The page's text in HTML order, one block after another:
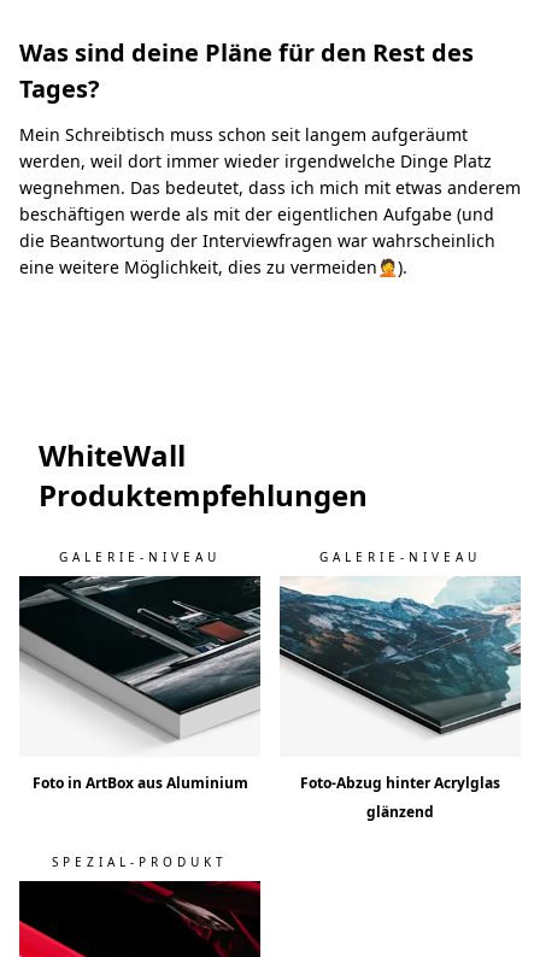
Was sind deine Pläne für den Rest des
Tages?
Mein Schreibtisch muss schon seit langem aufgeräumt
werden, weil dort immer wieder irgendwelche Dinge Platz
wegnehmen. Das bedeutet, dass ich mich mit etwas anderem
beschäftigen werde als mit der eigentlichen Aufgabe (und
die Beantwortung der Interviewfragen war wahrscheinlich
eine weitere Möglichkeit, dies zu vermeiden🤦).
WhiteWall
Produktempfehlungen
GALERIE-NIVEAU
Foto in ArtBox aus Aluminium
GALERIE-NIVEAU
Foto-Abzug hinter Acrylglas
glänzend
SPEZIAL-PRODUKT